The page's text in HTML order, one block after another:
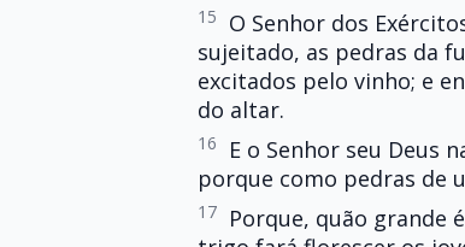
15
O Senhor dos
sujeitado, as pedras da
excitados pelo vinho; e
do altar.
16
E o Senhor seu Deus
porque como pedras de
17
Porque, quão grande